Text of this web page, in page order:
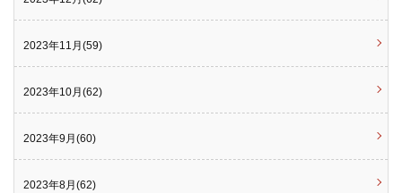
2023年11月(59)
2023年10月(62)
2023年9月(60)
2023年8月(62)